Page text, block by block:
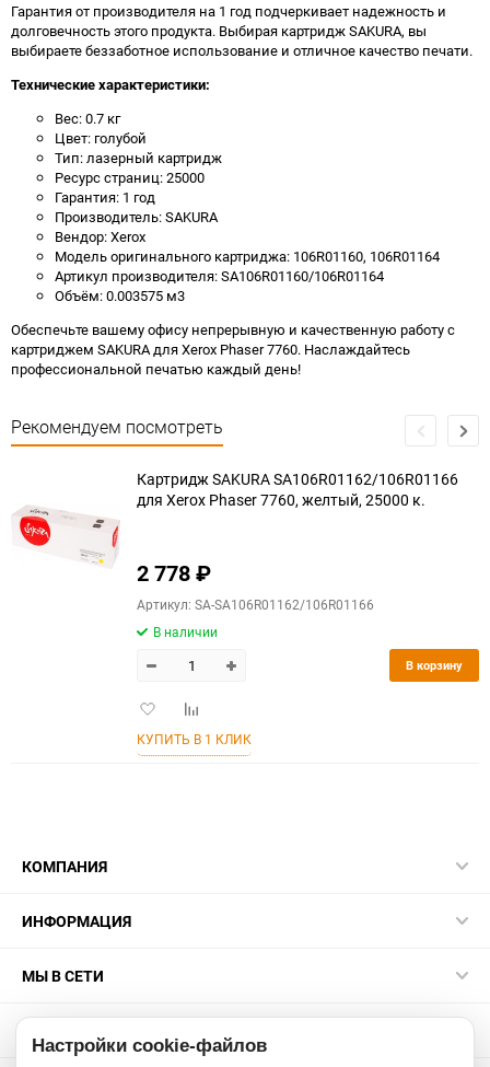
Гарантия от производителя на 1 год подчеркивает надежность и
долговечность этого продукта. Выбирая картридж SAKURA, вы
выбираете беззаботное использование и отличное качество печати.
Технические характеристики:
Вес: 0.7 кг
Цвет: голубой
Тип: лазерный картридж
Ресурс страниц: 25000
Гарантия: 1 год
Производитель: SAKURA
Вендор: Xerox
Модель оригинального картриджа: 106R01160, 106R01164
Артикул производителя: SA106R01160/106R01164
Объём: 0.003575 м3
Обеспечьте вашему офису непрерывную и качественную работу с
картриджем SAKURA для Xerox Phaser 7760. Наслаждайтесь
профессиональной печатью каждый день!
Рекомендуем посмотреть
Картридж SAKURA SA106R01162/106R01166
для Xerox Phaser 7760, желтый, 25000 к.
2 778₽
Артикул: SA-SA106R01162/106R01166
В наличии
Добавить
избранное
Добавить
сравнению
В корзину
КУПИТЬ В 1 КЛИК
КОМПАНИЯ
ИНФОРМАЦИЯ
МЫ В СЕТИ
Настройки cookie-файлов